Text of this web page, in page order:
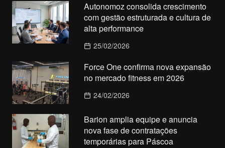
Autonomoz consolida crescimento
com gestão estruturada e cultura de
alta performance
25/02/2026
Force One confirma nova expansão
no mercado fitness em 2026
24/02/2026
Barion amplia equipe e anuncia
nova fase de contratações
temporárias para Páscoa